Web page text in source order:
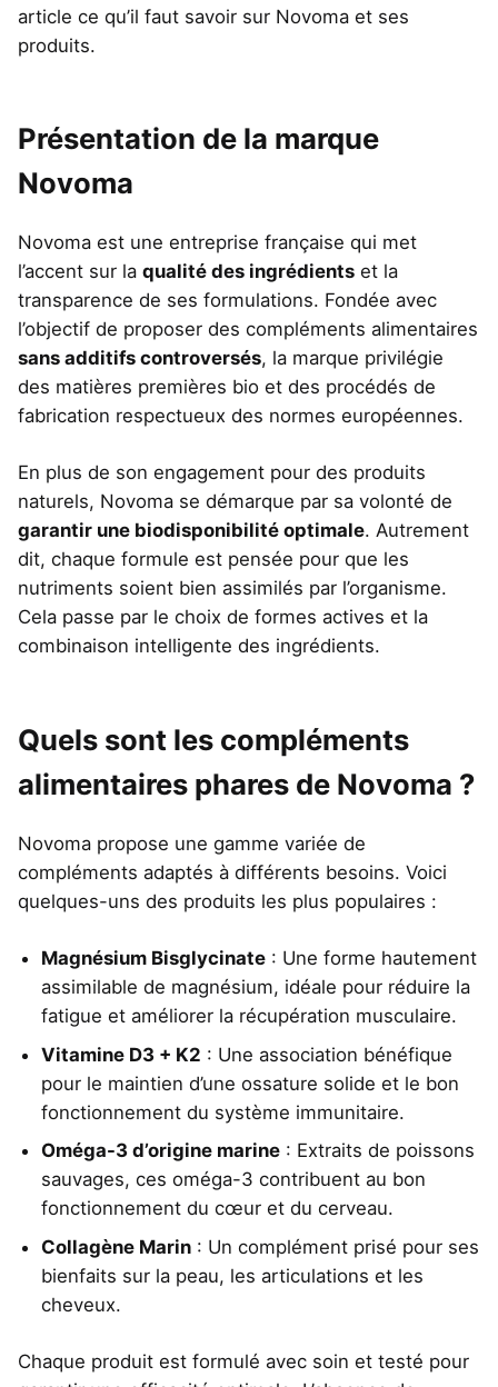
article ce qu’il faut savoir sur Novoma et ses
produits.
Présentation de la marque
Novoma
Novoma est une entreprise française qui met
l’accent sur la qualité des ingrédients et la
transparence de ses formulations. Fondée avec
l’objectif de proposer des compléments alimentaires
sans additifs controversés, la marque privilégie
des matières premières bio et des procédés de
fabrication respectueux des normes européennes.
En plus de son engagement pour des produits
naturels, Novoma se démarque par sa volonté de
garantir une biodisponibilité optimale. Autrement
dit, chaque formule est pensée pour que les
nutriments soient bien assimilés par l’organisme.
Cela passe par le choix de formes actives et la
combinaison intelligente des ingrédients.
Quels sont les compléments
alimentaires phares de Novoma ?
Novoma propose une gamme variée de
compléments adaptés à différents besoins. Voici
quelques-uns des produits les plus populaires :
Magnésium Bisglycinate : Une forme hautement
assimilable de magnésium, idéale pour réduire la
fatigue et améliorer la récupération musculaire.
Vitamine D3 + K2 : Une association bénéfique
pour le maintien d’une ossature solide et le bon
fonctionnement du système immunitaire.
Oméga-3 d’origine marine : Extraits de poissons
sauvages, ces oméga-3 contribuent au bon
fonctionnement du cœur et du cerveau.
Collagène Marin : Un complément prisé pour ses
bienfaits sur la peau, les articulations et les
cheveux.
Chaque produit est formulé avec soin et testé pour